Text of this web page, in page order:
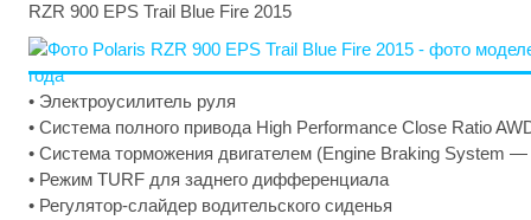
RZR 900 EPS Trail Blue Fire 2015
• Электроусилитель руля
• Система полного привода High Performance Close Ratio
• Система торможения двигателем (Engine Braking System
• Режим TURF для заднего дифференциала
• Регулятор-слайдер водительского сиденья